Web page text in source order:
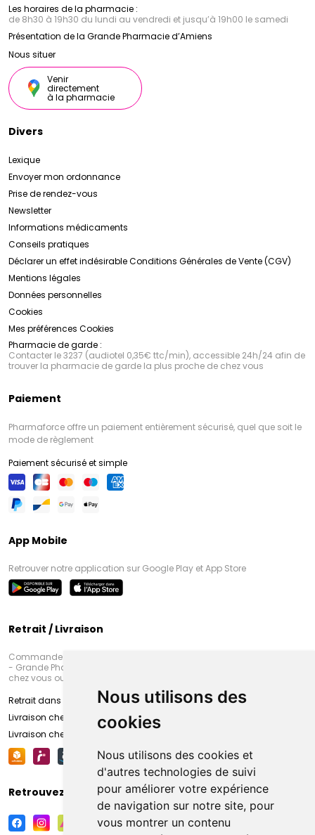
Nous utilisons des
cookies
Nous utilisons des cookies et
d'autres technologies de suivi
pour améliorer votre expérience
de navigation sur notre site, pour
vous montrer un contenu
Les horaires de la pharmacie :
de 8h30 à 19h30 du lundi au vendredi et jusqu’à 19h00 le samedi
Présentation de la Grande Pharmacie d’Amiens
Nous situer
Venir
directement
à la pharmacie
Divers
Lexique
Envoyer mon ordonnance
Prise de rendez-vous
Newsletter
Informations médicaments
Conseils pratiques
Déclarer un effet indésirableConditions Générales de Vente (CGV)
Mentions légales
Données personnelles
Cookies
Mes préférences Cookies
Pharmacie de garde :
Contacter le 3237 (audiotel 0,35€ ttc/min), accessible 24h/24 afin de
trouver la pharmacie de garde la plus proche de chez vous
Paiement
Pharmaforce offre un paiement entièrement sécurisé, quel que soit le
mode de règlement
Paiement sécurisé et simple
App Mobile
Retrouver notre application sur Google Play et App Store
Retrait / Livraison
Commandez en ligne et venez chercher votre commande à Amiens
- Grande Pharmacie d’Amiens (Fachon) ou recevez-là rapidement
chez vous ou en point retrait
Retrait dans la pharmacie d’Amiens
Livraison chez vous
Livraison chez votre commerçant
Retrouvez-nous sur vos réseaux sociaux